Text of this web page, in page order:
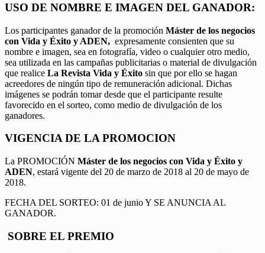
USO DE NOMBRE E IMAGEN DEL GANADOR:
Los participantes ganador de la promoción Máster de los negocios
con Vida y Éxito y ADEN, expresamente consienten que su
nombre e imagen, sea en fotografía, video o cualquier otro medio,
sea utilizada en las campañas publicitarias o material de divulgación
que realice La Revista Vida y Éxito sin que por ello se hagan
acreedores de ningún tipo de remuneración adicional. Dichas
imágenes se podrán tomar desde que el participante resulte
favorecido en el sorteo, como medio de divulgación de los
ganadores.
VIGENCIA DE LA PROMOCION
La PROMOCIÓN Máster de los negocios con Vida y Éxito y
ADEN, estará vigente del 20 de marzo de 2018 al 20 de mayo de
2018.
FECHA DEL SORTEO: 01 de junio Y SE ANUNCIA AL
GANADOR.
SOBRE EL PREMIO